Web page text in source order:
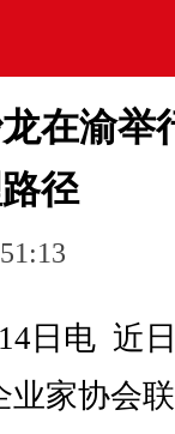
在渝举
径
日电 近
家协会